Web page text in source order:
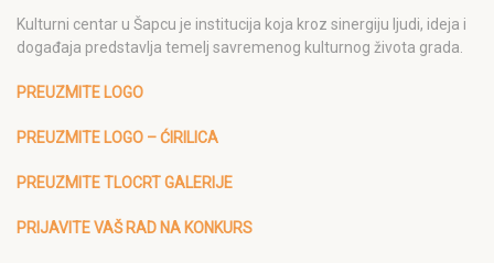
Kulturni centar u Šapcu je institucija koja kroz sinergiju ljudi, ideja i
događaja predstavlja temelj savremenog kulturnog života grada.
PREUZMITE LOGO
PREUZMITE LOGO – ĆIRILICA
PREUZMITE TLOCRT GALERIJE
PRIJAVITE VAŠ RAD NA KONKURS